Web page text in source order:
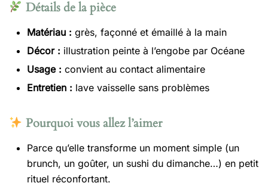
Détails de la pièce
Matériau : grès, façonné et émaillé à la main
Décor : illustration peinte à l’engobe par Océane
Usage : convient au contact alimentaire
Entretien : lave vaisselle sans problèmes
Pourquoi vous allez l’aimer
Parce qu’elle transforme un moment simple (un
brunch, un goûter, un sushi du dimanche…) en petit
rituel réconfortant.